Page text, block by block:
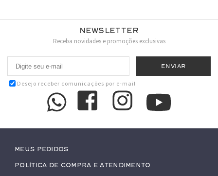
Newsletter
Receba novidades e promoções exclusivas
Desejo receber comunicações por e-mail
Meus pedidos
Política de Compra e Atendimento